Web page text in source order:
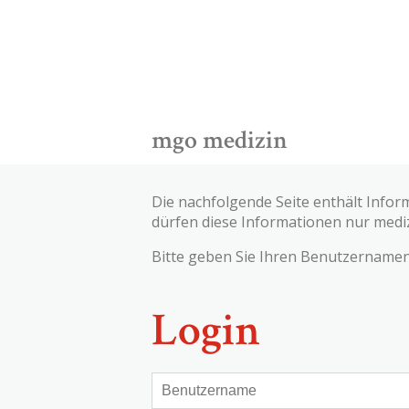
mgo medizin
Die nachfolgende Seite enthält
dürfen diese Informationen nur
Bitte geben Sie Ihren
Login